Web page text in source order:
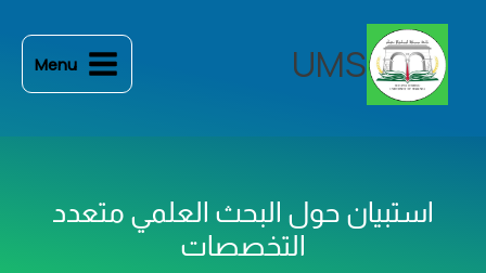
المحتوى
UMS
Menu
استبيان حول البحث العلمي متعدد
التخصصات